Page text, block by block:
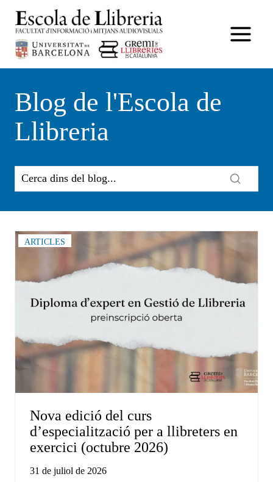
contingut
Blog de l'Escola de
Llibreria
ARTICLES
Nova edició del curs
d’especialització per a llibreters en
exercici (octubre 2026)
31 de juliol de 2026